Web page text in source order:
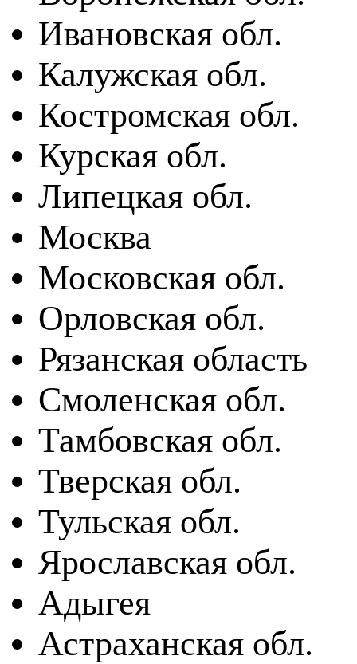
Ивановская обл.
Калужская обл.
Костромская обл.
Курская обл.
Липецкая обл.
Москва
Московская обл.
Орловская обл.
Рязанская область
Смоленская обл.
Тамбовская обл.
Тверская обл.
Тульская обл.
Ярославская обл.
Адыгея
Астраханская обл.